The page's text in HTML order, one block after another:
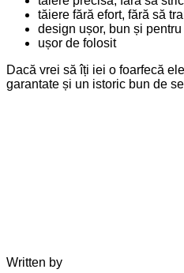
tăiere fără efort, fără să
design ușor, bun și
ușor de folosit
Dacă vrei să îți iei o foarfecă
garantate și un istoric bun de
Written by